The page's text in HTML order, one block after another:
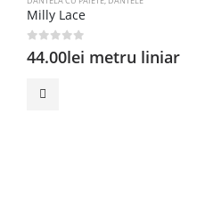
Milly Lace
0out of 5
44.00lei metru liniar